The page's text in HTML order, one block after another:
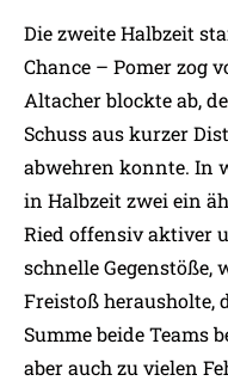
Die zweite Halbzeit
Chance – Pomer zog
Altacher blockte ab,
Schuss aus kurzer
abwehren konnte. In
in Halbzeit zwei ein
Ried offensiv aktiver
schnelle Gegenstöße,
Freistoß herausholte,
Summe beide Teams
aber auch zu vielen